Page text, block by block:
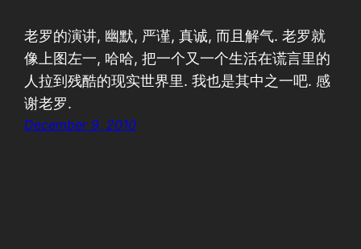
老罗的演讲, 幽默, 严谨, 真诚, 而且解气. 老罗就
像上图左一, 哈哈, 把一个又一个生活在谎言里的
人拉到残酷的现实世界里. 我也是其中之一吧. 感
谢老罗.
December 9, 2010